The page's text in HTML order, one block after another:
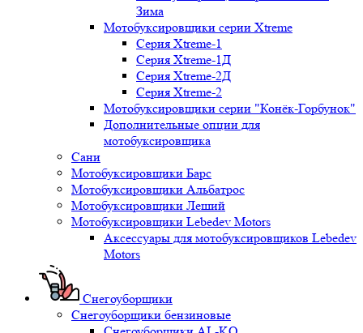
Зима
Мотобуксировщики серии Xtreme
Серия Xtreme-1
Серия Xtreme-1Д
Серия Xtreme-2Д
Серия Xtreme-2
Мотобуксировщики серии "Конёк-Горбунок"
Дополнительные опции для
мотобуксировщика
Сани
Мотобуксировщики Барс
Мотобуксировщики Альбатрос
Мотобуксировщики Леший
Мотобуксировщики Lebedev Motors
Аксессуары для мотобуксировщиков Lebedev
Motors
Снегоуборщики
Снегоуборщики бензиновые